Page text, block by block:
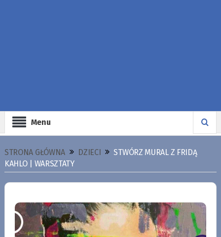
Menu
STRONA GŁÓWNA DZIECI
STWÓRZ MURAL Z FRIDĄ
KAHLO | WARSZTATY